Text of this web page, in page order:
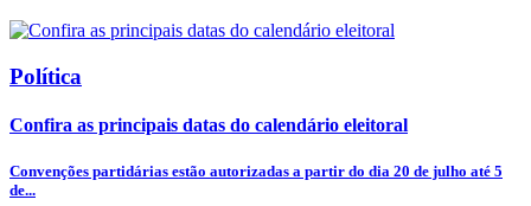
Política
Confira as principais datas do calendário eleitoral
Convenções partidárias estão autorizadas a partir do dia 20 de julho até 5
de...